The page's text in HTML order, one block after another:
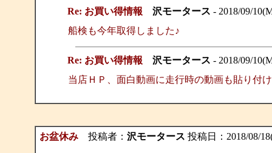
Re: お買い得情報 沢モータース - 2018/09/
船検も今年取得しました♪
Re: お買い得情報 沢モータース - 2018/09/
当店ＨＰ、面白動画に走行時の動画も貼り付
お盆休み投稿者： 沢モータース 投稿日：2018/08/